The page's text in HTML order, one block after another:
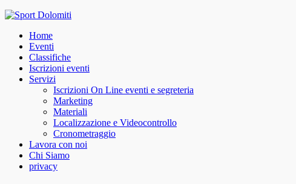
Skip
contentHome
Eventi
Classifiche
Iscrizioni eventi
Servizi
Iscrizioni On Line eventi e segreteria
Marketing
Materiali
Localizzazione e Videocontrollo
Cronometraggio
Lavora con noi
Chi Siamo
privacy